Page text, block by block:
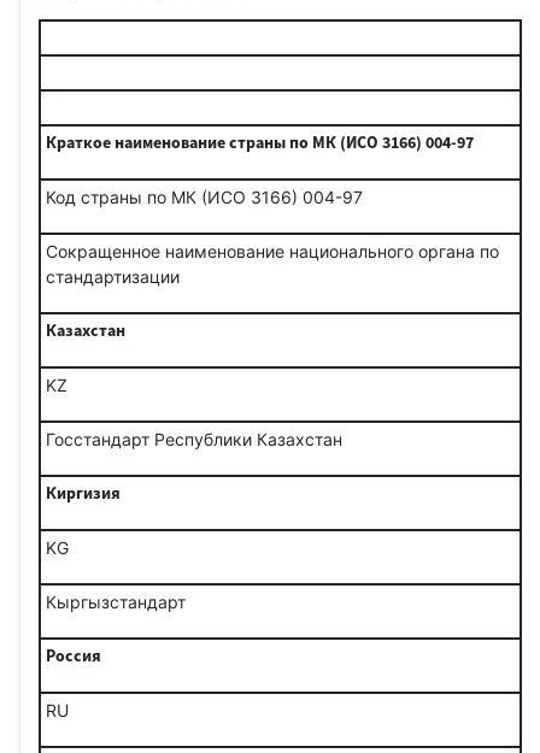
Краткое наименование страны по МК (ИСО 3166) 004-97
Код страны по МК (ИСО 3166) 004-97
Сокращенное наименование национального органа по
стандартизации
Казахстан
KZ
Госстандарт Республики Казахстан
Киргизия
KG
Кыргызстандарт
Россия
RU